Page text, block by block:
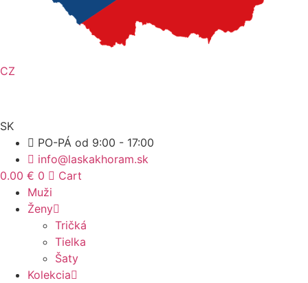
CZ
SK
PO-PÁ od 9:00 - 17:00
info@laskakhoram.sk
0.00 € 0
Cart
Muži
Ženy
Tričká
Tielka
Šaty
Kolekcia